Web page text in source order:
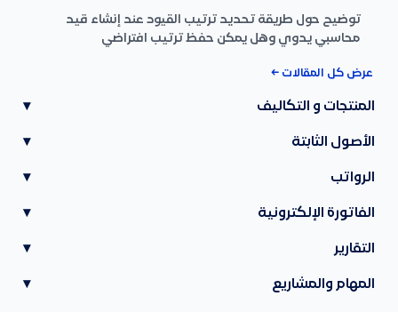
توضيح حول طريقة تحديد ترتيب القيود عند إنشاء قيد
محاسبي يدوي وهل يمكن حفظ ترتيب افتراضي
عرض كل المقالات ←
المنتجات و التكاليف ▾
الأصول الثابتة ▾
الرواتب ▾
الفاتورة الإلكترونية ▾
التقارير ▾
المهام والمشاريع ▾